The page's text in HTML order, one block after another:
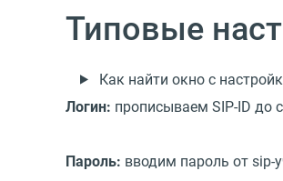
Типовые
Как найти окно с
Логин: прописываем SIP-ID до
Пароль: вводим пароль от sip-